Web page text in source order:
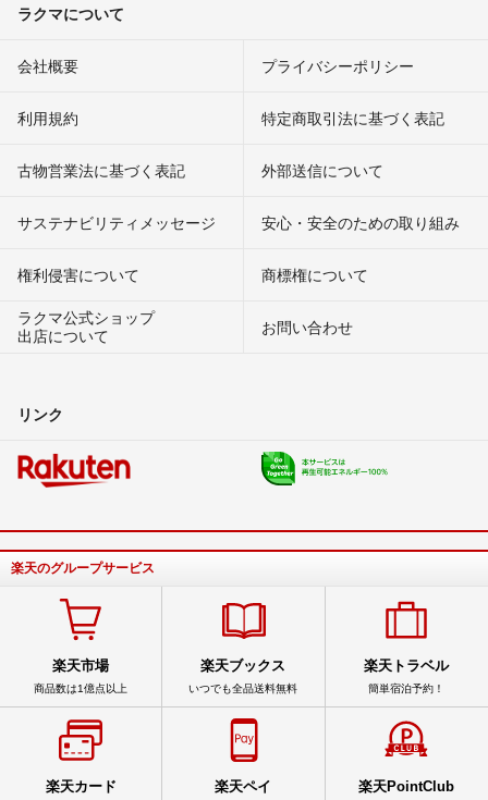
ラクマについて
会社概要 プライバシーポリシー
利用規約 特定商取引法に基づく表記
古物営業法に基づく表記 外部送信について
サステナビリティメッセージ 安心・安全のための取り組み
権利侵害について
商標権について
ラクマ公式ショップ
出店について
お問い合わせ
リンク
楽天のグループサービス
楽天市場
商品数は1億点以上
楽天ブックス
いつでも全品送料無料
楽天トラベル
簡単宿泊予約！
楽天カード 楽天ペイ 楽天PointClub